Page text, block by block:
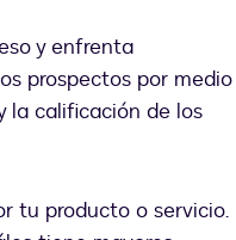
y enfrenta
prospectos por medio
la calificación de los
tu producto o servicio.